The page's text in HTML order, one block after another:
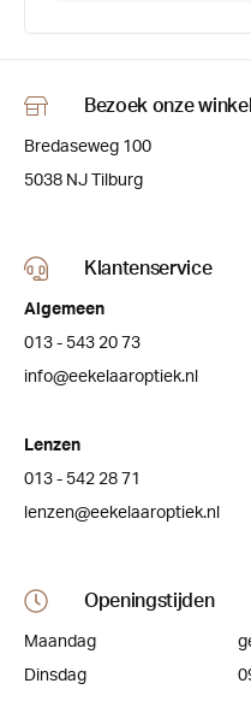
Bezoek onze winkel
Bredaseweg 100
5038 NJ Tilburg
Klantenservice
Algemeen
013 - 543 20 73
info@eekelaaroptiek.nl
Lenzen
013 - 542 28 71
lenzen@eekelaaroptiek.nl
Openingstijden
Maandag
Dinsdag